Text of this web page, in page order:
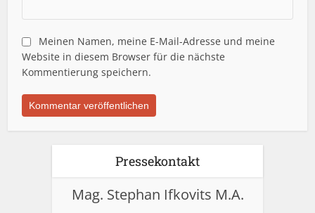
Meinen Namen, meine E-Mail-Adresse und meine
Website in diesem Browser für die nächste
Kommentierung speichern.
Pressekontakt
Mag. Stephan Ifkovits M.A.